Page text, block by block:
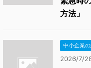
方法」
中小企業
2026/7/